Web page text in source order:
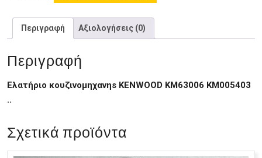
Περιγραφή Αξιολογήσεις (0)
Περιγραφή
Ελατήριο κουζινομηχανηs KENWOOD KM63006 KM005403
..
Σχετικά προϊόντα